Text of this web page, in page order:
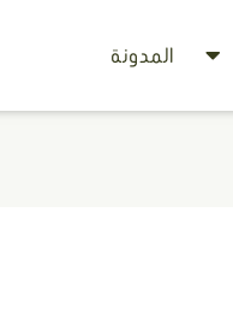
المدونة